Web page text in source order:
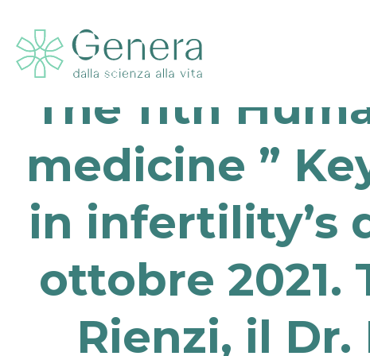
The 11th
medicine ”
in infertility’s
ottobre 2021.
Rienzi, il